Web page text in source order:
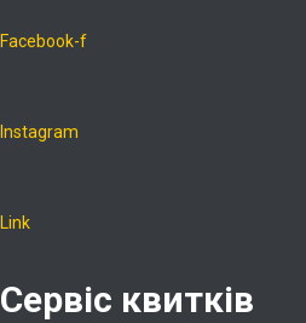
Facebook-f
Instagram
Link
Сервіс квитків